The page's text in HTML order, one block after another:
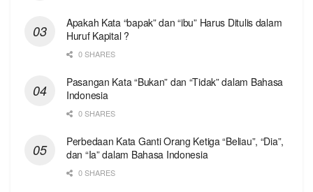
Apakah Kata “bapak” dan “ibu” Harus Ditulis dalam
Huruf Kapital ?
0 SHARES
Pasangan Kata “Bukan” dan “Tidak” dalam Bahasa
Indonesia
0 SHARES
Perbedaan Kata Ganti Orang Ketiga “Beliau”, “Dia”,
dan “Ia” dalam Bahasa Indonesia
0 SHARES